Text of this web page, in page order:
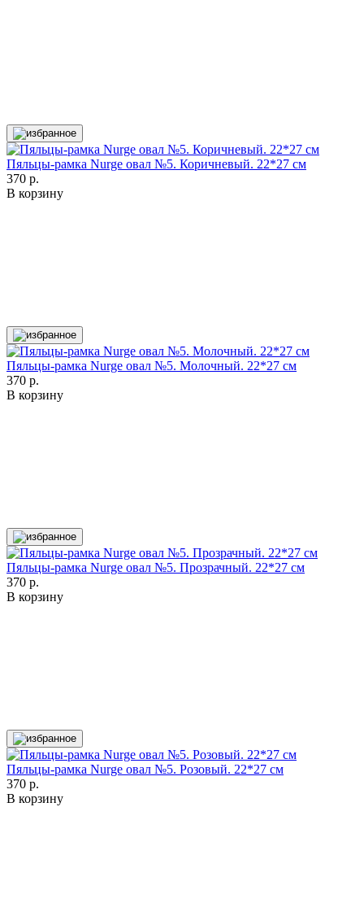
Пяльцы-рамка Nurge овал №5. Коричневый. 22*27 см
370 р.
В корзину
Пяльцы-рамка Nurge овал №5. Молочный. 22*27 см
370 р.
В корзину
Пяльцы-рамка Nurge овал №5. Прозрачный. 22*27 см
370 р.
В корзину
Пяльцы-рамка Nurge овал №5. Розовый. 22*27 см
370 р.
В корзину